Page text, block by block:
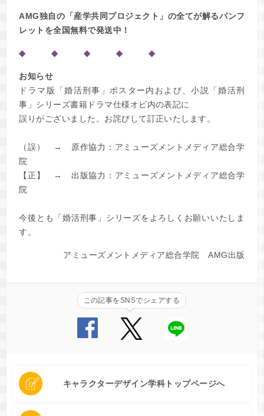
AMG独自の「産学共同プロジェクト」の全てが解るパンフ
レットを全国無料で発送中！
◆ ◆ ◆ ◆ ◆
お知らせ
ドラマ版「婚活刑事」ポスター内および、小説「婚活刑
事」シリーズ書籍ドラマ仕様オビ内の表記に
誤りがございました。お詫びして訂正いたします。
（誤） → 原作協力：アミューズメントメディア総合学
院
【正】 → 出版協力：アミューズメントメディア総合学
院
今後とも「婚活刑事」シリーズをよろしくお願いいたしま
す。
アミューズメントメディア総合学院 AMG出版
この記事をSNSでシェアする
キャラクターデザイン学科トップページへ